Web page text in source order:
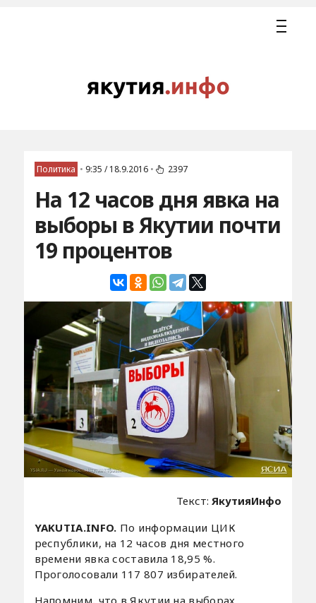
Политика • 9:35 / 18.9.2016 • 2397
На 12 часов дня явка на
выборы в Якутии почти
19 процентов
Текст: ЯкутияИнфо
YAKUTIA.INFO. По информации ЦИК
республики, на 12 часов дня местного
времени явка составила 18,95 %.
Проголосовали 117 807 избирателей.
Напомним, что в Якутии на выборах